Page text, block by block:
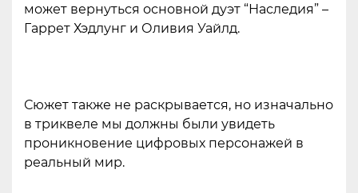
может вернуться основной дуэт “Наследия” –
Гаррет Хэдлунг и Оливия Уайлд.
Сюжет также не раскрывается, но изначально
в триквеле мы должны были увидеть
проникновение цифровых персонажей в
реальный мир.